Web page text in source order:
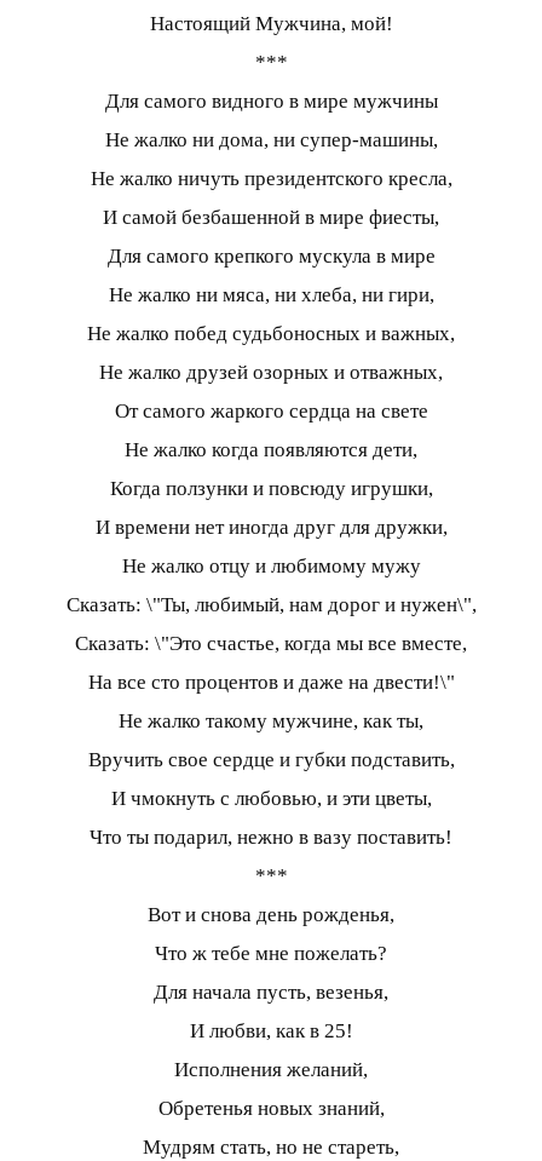
Настоящий Мужчина, мой!
***
Для самого видного в мире мужчины
Не жалко ни дома, ни супер-машины,
Не жалко ничуть президентского кресла,
И самой безбашенной в мире фиесты,
Для самого крепкого мускула в мире
Не жалко ни мяса, ни хлеба, ни гири,
Не жалко побед судьбоносных и важных,
Не жалко друзей озорных и отважных,
От самого жаркого сердца на свете
Не жалко когда появляются дети,
Когда ползунки и повсюду игрушки,
И времени нет иногда друг для дружки,
Не жалко отцу и любимому мужу
Сказать: \"Ты, любимый, нам дорог и нужен\",
Сказать: \"Это счастье, когда мы все вместе,
На все сто процентов и даже на двести!\"
Не жалко такому мужчине, как ты,
Вручить свое сердце и губки подставить,
И чмокнуть с любовью, и эти цветы,
Что ты подарил, нежно в вазу поставить!
***
Вот и снова день рожденья,
Что ж тебе мне пожелать?
Для начала пусть, везенья,
И любви, как в 25!
Исполнения желаний,
Обретенья новых знаний,
Мудрям стать, но не стареть,